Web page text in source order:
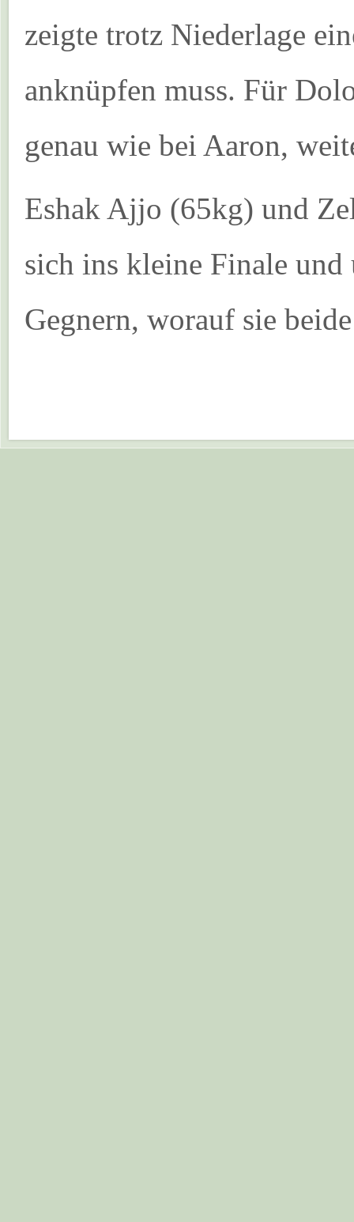
zeigte trotz Niederlage
anknüpfen muss. Für
genau wie bei Aaron,
Eshak Ajjo (65kg) und
sich ins kleine Finale
Gegnern, worauf sie